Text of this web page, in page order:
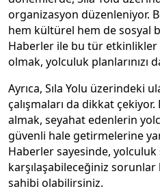
organizasyon düzenleniyor.
hem kültürel hem de sosyal
Haberler ile bu tür etkinlikler
olmak, yolculuk planlarınızı
Ayrıca, Sıla Yolu üzerindeki
çalışmaları da dikkat
almak, seyahat edenlerin
güvenli hale getirmelerine
Haberler sayesinde, yolculuk
karşılaşabileceğiniz
sahibi olabilirsiniz.